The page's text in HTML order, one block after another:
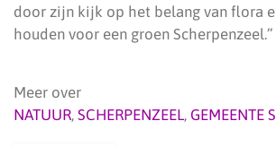
door zijn kijk op het belang van flora
houden voor een groen Scherpenzeel.”
Meer over
NATUUR, SCHERPENZEEL, GEMEENTE